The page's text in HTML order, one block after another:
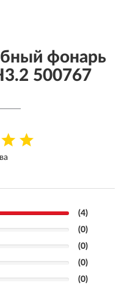
фонарь
500767
(4)
(0)
(0)
(0)
(0)